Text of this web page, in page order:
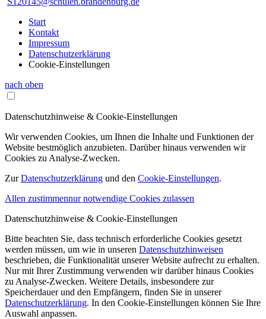
Start
Kontakt
Impressum
Datenschutzerklärung
Cookie-Einstellungen
nach oben
Datenschutzhinweise & Cookie-Einstellungen
Wir verwenden Cookies, um Ihnen die Inhalte und Funktionen der
Website bestmöglich anzubieten. Darüber hinaus verwenden wir
Cookies zu Analyse-Zwecken.
ZurDatenschutzerklärung und den Cookie-Einstellungen.
Allen zustimmennur notwendige Cookies zulassen
Datenschutzhinweise & Cookie-Einstellungen
Bitte beachten Sie, dass technisch erforderliche Cookies gesetzt
werden müssen, um wie in unseren Datenschutzhinweisen
beschrieben, die Funktionalität unserer Website aufrecht zu erhalten.
Nur mit Ihrer Zustimmung verwenden wir darüber hinaus Cookies
zu Analyse-Zwecken. Weitere Details, insbesondere zur
Speicherdauer und den Empfängern, finden Sie in unserer
Datenschutzerklärung. In den Cookie-Einstellungen können Sie Ihre
Auswahl anpassen.